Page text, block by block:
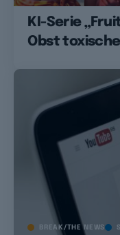
KI-Serie
Obst
BREAK/THE NEWS